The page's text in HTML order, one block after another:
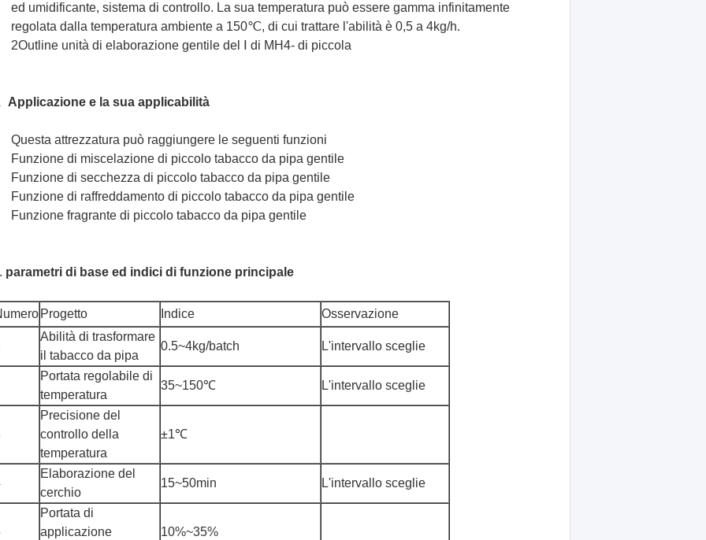
ed umidificante, sistema di controllo. La sua temperatura può essere gamma infinitamente
regolata dalla temperatura ambiente a 150℃, di cui trattare l'abilità è 0,5 a 4kg/h.
2Outline unità di elaborazione gentile del Ⅰ di MH4- di piccola
Applicazione e la sua applicabilità
Questa attrezzatura può raggiungere le seguenti funzioni
Funzione di miscelazione di piccolo tabacco da pipa gentile
Funzione di secchezza di piccolo tabacco da pipa gentile
Funzione di raffreddamento di piccolo tabacco da pipa gentile
Funzione fragrante di piccolo tabacco da pipa gentile
parametri di base ed indici di funzione principale
Progetto Indice Osservazione
Abilità di trasformare
il tabacco da pipa
0.5~4kg/batch L'intervallo sceglie
Portata regolabile di
temperatura
35~150℃ L'intervallo sceglie
Precisione del
controllo della
temperatura
±1℃
Elaborazione del
cerchio
15~50min L'intervallo sceglie
Portata di
applicazione
10%~35%